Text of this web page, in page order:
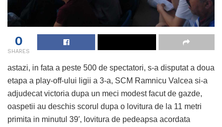
0
SHARES
astazi, in fata a peste 500 de spectatori, s-a disputat a doua
etapa a play-off-ului ligii a 3-a, SCM Ramnicu Valcea si-a
adjudecat victoria dupa un meci modest facut de gazde,
oaspetii au deschis scorul dupa o lovitura de la 11 metri
primita in minutul 39′, lovitura de pedeapsa acordata